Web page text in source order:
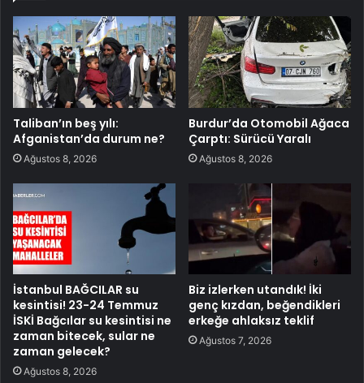
Taliban’ın beş yılı:
Afganistan’da durum ne?
Ağustos 8, 2026
Burdur’da Otomobil Ağaca
Çarptı: Sürücü Yaralı
Ağustos 8, 2026
İstanbul BAĞCILAR su
kesintisi! 23-24 Temmuz
İSKİ Bağcılar su kesintisi ne
zaman bitecek, sular ne
zaman gelecek?
Ağustos 8, 2026
Biz izlerken utandık! İki
genç kızdan, beğendikleri
erkeğe ahlaksız teklif
Ağustos 7, 2026